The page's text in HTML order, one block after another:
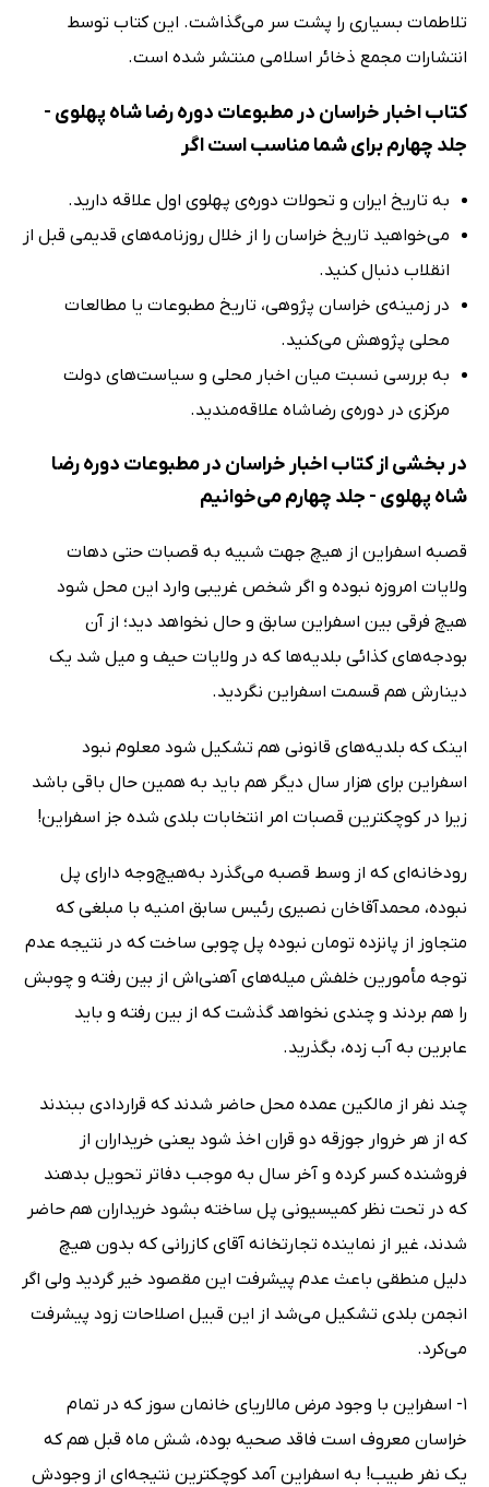
تلاطمات بسیاری را پشت سر می‌گذاشت. این کتاب توسط
انتشارات مجمع ذخائر اسلامی منتشر شده است.
کتاب اخبار خراسان در مطبوعات دوره رضا شاه پهلوی -
جلد چهارم برای شما مناسب است اگر
به تاریخ ایران و تحولات دوره‌ی پهلوی اول علاقه دارید.
می‌خواهید تاریخ خراسان را از خلال روزنامه‌های قدیمی قبل از
انقلاب دنبال کنید.
در زمینه‌ی خراسان پژوهی، تاریخ مطبوعات یا مطالعات
محلی پژوهش می‌کنید.
به بررسی نسبت میان اخبار محلی و سیاست‌های دولت
مرکزی در دوره‌ی رضاشاه علاقه‌مندید.
در بخشی از کتاب اخبار خراسان در مطبوعات دوره رضا
شاه پهلوی - جلد چهارم می‌خوانیم
قصبه اسفراین از هیچ جهت شبیه به قصبات حتی دهات
ولایات امروزه نبوده و اگر شخص غریبی وارد این محل شود
هیچ فرقی بین اسفراین سابق و حال نخواهد دید؛ از آن
بودجه‌های کذائی بلدیه‌ها که در ولایات حیف و میل شد یک
دینارش هم قسمت اسفراین نگردید.
اینک که بلدیه‌های قانونی هم تشکیل شود معلوم نبود
اسفراین برای هزار سال دیگر هم باید به همین حال باقی باشد
زیرا در کوچکترین قصبات امر انتخابات بلدی شده جز اسفراین!
رودخانه‌ای که از وسط قصبه می‌گذرد به‌هیچ‌وجه دارای پل
نبوده، محمدآقاخان نصیری رئیس سابق امنیه با مبلغی که
متجاوز از پانزده تومان نبوده پل چوبی ساخت که در نتیجه عدم
توجه مأمورین خلفش میله‌های آهنی‌اش از بین رفته و چوبش
را هم بردند و چندی نخواهد گذشت که از بین رفته و باید
عابرین به آب زده، بگذرید.
چند نفر از مالکین عمده محل حاضر شدند که قراردادی ببندند
که از هر خروار جوزقه دو قران اخذ شود یعنی خریداران از
فروشنده کسر کرده و آخر سال به موجب دفاتر تحویل بدهند
که در تحت نظر کمیسیونی پل ساخته بشود خریداران هم حاضر
شدند، غیر از نماینده تجارتخانه آقای کازرانی که بدون هیچ
دلیل منطقی باعث عدم پیشرفت این مقصود خیر گردید ولی اگر
انجمن بلدی تشکیل می‌شد از این قبیل اصلاحات زود پیشرفت
می‌کرد.
1- اسفراین با وجود مرض مالاریای خانمان سوز که در تمام
خراسان معروف است فاقد صحیه بوده، شش ماه قبل هم که
یک نفر طبیب! به اسفراین آمد کوچکترین نتیجه‌ای از وجودش